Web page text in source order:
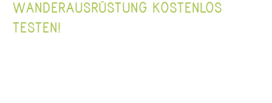
WANDERAUSRÜSTUNG KOSTENLOS
TESTEN!